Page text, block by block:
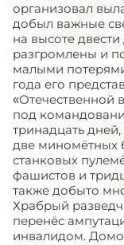
организовал
добыл важные
на высоте
разгромлены и
малыми
года его
«Отечественной
под
тринадцать
две миномётных
станковых
фашистов и
также добыто
Храбрый
перенёс
инвалидом.